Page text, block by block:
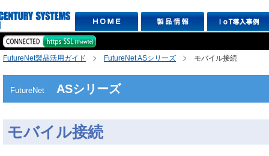
FutureNet製品活用ガイド FutureNet ASシリーズ モバイル接続
FutureNet ASシリーズ
モバイル接続